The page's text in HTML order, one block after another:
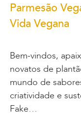
Parmesão
Vida Vegana
Bem-vindos,
novatos de
mundo de
criatividade e
Fake…